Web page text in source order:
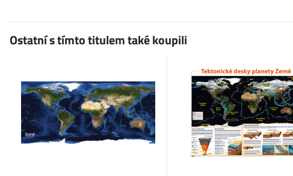
Ostatní s tímto titulem také koupili